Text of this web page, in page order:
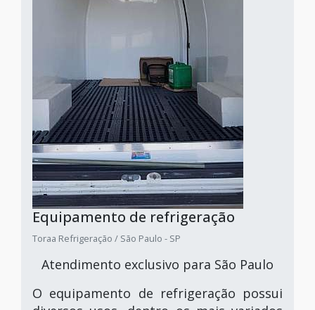
Equipamento de refrigeração
Toraa Refrigeração / São Paulo - SP
Atendimento exclusivo para São Paulo
O equipamento de refrigeração possui